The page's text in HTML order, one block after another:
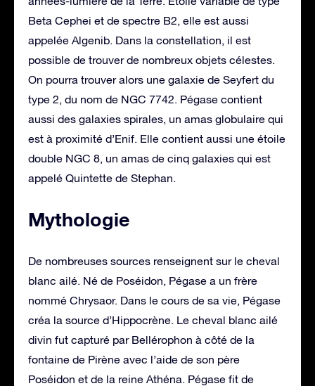
Beta Cephei et de spectre B2, elle est aussi
appelée Algenib. Dans la constellation, il est
possible de trouver de nombreux objets célestes.
On pourra trouver alors une galaxie de Seyfert du
type 2, du nom de NGC 7742. Pégase contient
aussi des galaxies spirales, un amas globulaire qui
est à proximité d’Enif. Elle contient aussi une étoile
double NGC 8, un amas de cinq galaxies qui est
appelé Quintette de Stephan.
Mythologie
De nombreuses sources renseignent sur le cheval
blanc ailé. Né de Poséidon, Pégase a un frère
nommé Chrysaor. Dans le cours de sa vie, Pégase
créa la source d’Hippocrène. Le cheval blanc ailé
divin fut capturé par Bellérophon à côté de la
fontaine de Pirène avec l’aide de son père
Poséidon et de la reine Athéna. Pégase fit de